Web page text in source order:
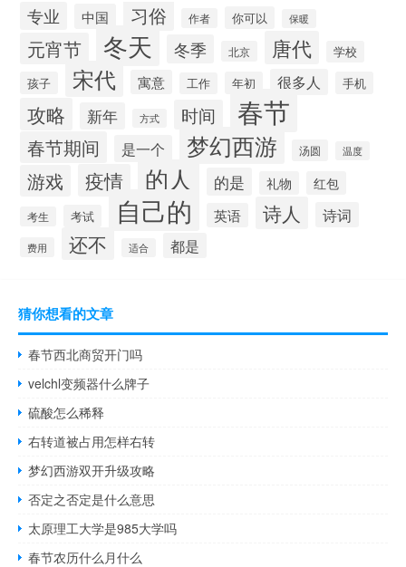
专业 中国 习俗 作者 你可以 保暖
元宵节 冬天 冬季 北京 唐代 学校
孩子 宋代 寓意 工作 年初 很多人 手机
攻略 新年 方式 时间 春节
春节期间 是一个 梦幻西游 汤圆 温度
游戏 疫情 的人 的是 礼物 红包
考生 考试 自己的 英语 诗人 诗词
费用 还不 适合 都是
猜你想看的文章
春节西北商贸开门吗
velchl变频器什么牌子
硫酸怎么稀释
右转道被占用怎样右转
梦幻西游双开升级攻略
否定之否定是什么意思
太原理工大学是985大学吗
春节农历什么月什么